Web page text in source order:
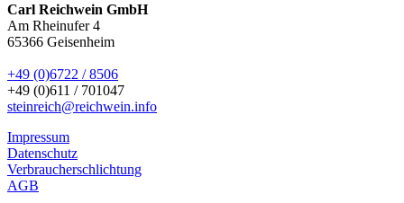
Carl Reichwein GmbH
Am Rheinufer 4
65366 Geisenheim
+49 (0)6722 / 8506
+49 (0)611 / 701047
steinreich@reichwein.info
Impressum
Datenschutz
Verbraucherschlichtung
AGB